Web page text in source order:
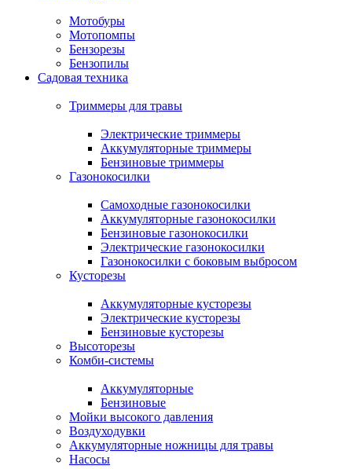
Мотобуры
Мотопомпы
Бензорезы
Бензопилы
Садовая техника
Триммеры для травы
Электрические триммеры
Аккумуляторные триммеры
Бензиновые триммеры
Газонокосилки
Самоходные газонокосилки
Аккумуляторные газонокосилки
Бензиновые газонокосилки
Электрические газонокосилки
Газонокосилки с боковым выбросом
Кусторезы
Аккумуляторные кусторезы
Электрические кусторезы
Бензиновые кусторезы
Высоторезы
Комби-системы
Аккумуляторные
Бензиновые
Мойки высокого давления
Воздуходувки
Аккумуляторные ножницы для травы
Насосы